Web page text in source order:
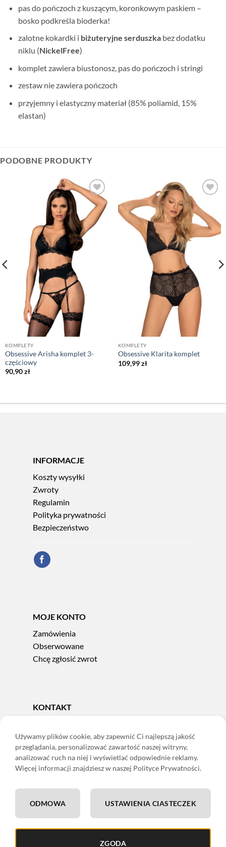
pas do pończoch z kuszącym, koronkowym paskiem –
bosko podkreśla bioderka!
zalotne kokardki i biżuteryjne serduszkabez dodatku
niklu (NickelFree)
komplet zawiera biustonosz, pas do pończoch i stringi
zestaw nie zawiera pończoch
przyjemny i elastyczny materiał (85% poliamid, 15%
elastan)
PODOBNE PRODUKTY
KOMPLETY
Obsessive Arisha komplet 3-
częściowy
90,90zł
KOMPLETY
Obsessive Klarita komplet
109,99zł
INFORMACJE
Koszty wysyłki
Zwroty
Regulamin
Polityka prywatności
Bezpieczeństwo
MOJE KONTO
Zamówienia
Obserwowane
Chcę zgłosić zwrot
KONTAKT
e-mail:sklep@adoris.pl
poniedziałek - piątek 8:00-16:00
Adoris Dorota Święcka
58-502 Jelenia Góra
ING: 22 1050 1751 1000 0091 0971 2688
Używamy plików cookie, aby zapewnić Ci najlepszą jakość
przeglądania, personalizować zawartość naszej witryny,
analizować ruch na niej i wyświetlać odpowiednie reklamy.
Więcej informacji znajdziesz w naszej Polityce Prywatności.
ZGODA
USTAWIENIA CIASTECZEK
ODMOWA